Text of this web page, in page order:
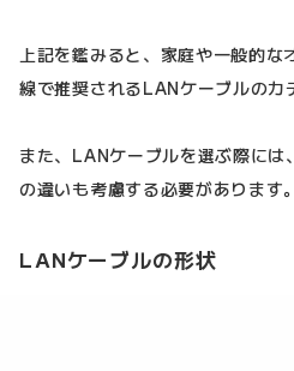
上記を鑑みると、家庭や一般的
線で推奨されるLANケーブルのカ
また、LANケーブルを選ぶ際に
の違いも考慮する必要があります。
LANケーブルの形状